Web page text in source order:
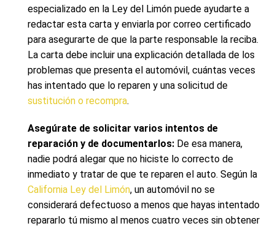
especializado en la Ley del Limón puede ayudarte a
redactar esta carta y enviarla por correo certificado
para asegurarte de que la parte responsable la reciba.
La carta debe incluir una explicación detallada de los
problemas que presenta el automóvil, cuántas veces
has intentado que lo reparen y una solicitud de
sustitución o recompra.
Asegúrate de solicitar varios intentos de
reparación y de documentarlos: De esa manera,
nadie podrá alegar que no hiciste lo correcto de
inmediato y tratar de que te reparen el auto. Según la
California Ley del Limón, un automóvil no se
considerará defectuoso a menos que hayas intentado
repararlo tú mismo al menos cuatro veces sin obtener